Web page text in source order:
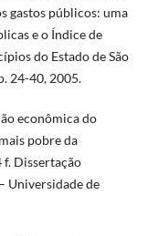
gastos públicos: uma
e o Índice de
do Estado de São
24-40, 2005.
econômica do
pobre da
f. Dissertação
Universidade de